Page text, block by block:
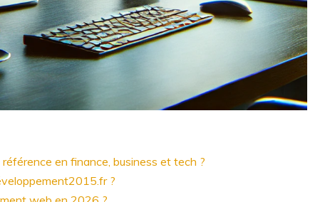
en finance, business et tech ?
?